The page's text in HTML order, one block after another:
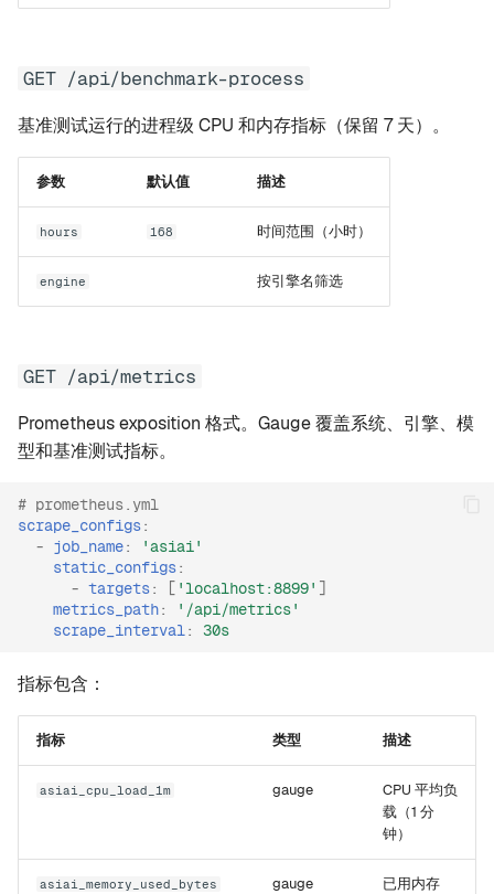
GET /api/benchmark-process
基准测试运行的进程级 CPU 和内存指标（保留 7 天）。
参数 默认值 描述
hours 168 时间范围（小时）
engine 按引擎名筛选
GET /api/metrics
Prometheus exposition 格式。Gauge 覆盖系统、引擎、模
型和基准测试指标。
# prometheus.yml
scrape_configs:
- job_name:
'asiai'
static_configs:
- targets: [ 'localhost:8899' ]
metrics_path:
'/api/metrics'
scrape_interval : 30s
指标包含：
指标 类型 描述
asiai_cpu_load_1m gauge
CPU 平均负
载（1 分
钟）
asiai_memory_used_bytes gauge 已用内存